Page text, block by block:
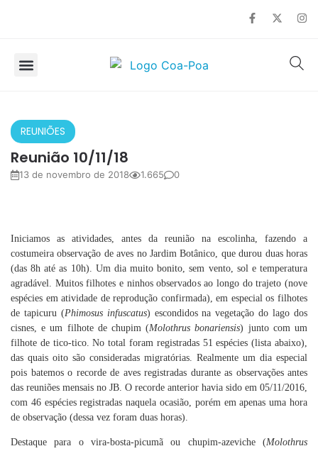
REUNIÕES
Reunião 10/11/18
13 de novembro de 2018 1.665 0
Iniciamos as atividades, antes da reunião na escolinha, fazendo a
costumeira observação de aves no Jardim Botânico, que durou duas horas
(das 8h até as 10h). Um dia muito bonito, sem vento, sol e temperatura
agradável. Muitos filhotes e ninhos observados ao longo do trajeto (nove
espécies em atividade de reprodução confirmada), em especial os filhotes
de tapicuru (Phimosus infuscatus) escondidos na vegetação do lago dos
cisnes, e um filhote de chupim (Molothrus bonariensis) junto com um
filhote de tico-tico. No total foram registradas 51 espécies (lista abaixo),
das quais oito são consideradas migratórias. Realmente um dia especial
pois batemos o recorde de aves registradas durante as observações antes
das reuniões mensais no JB. O recorde anterior havia sido em 05/11/2016,
com 46 espécies registradas naquela ocasião, porém em apenas uma hora
de observação (dessa vez foram duas horas).
Destaque para o vira-bosta-picumã ou chupim-azeviche (Molothrus